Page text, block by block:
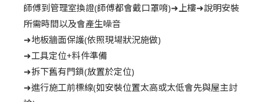
師傅到管理室換證(師傅都會戴口罩唷)➜上樓➜說明安裝
所需時間以及會產生噪音
➜地板牆面保護(依照現場狀況施做)
➜工具定位+料件準備
➜拆下舊有門鎖(放置於定位)
➜進行施工前標線(如安裝位置太高或太低會先與屋主討